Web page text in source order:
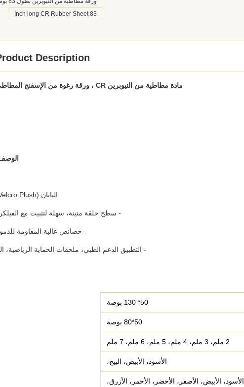
83 Inch long CR Rubber Sheet
Description
مادة مطاطية من النيوبرين CR ، ورقة رغوة من الإسفنج المطاطي
اليابان (Velcro Plush)
- سطح حلقة متينة، سهلة لتثبيت مع
- خصائص عالية المقاومة
- التطبيق الدعم الطبي، ملحقات الحماية الرياضية،
50* 130 بوصة
50*80 بوصة
2 ملم، 3 ملم، 4 ملم، 5 ملم، 6 ملم، 7 ملم
الأسود، الأبيض، البيج،
الأسود، الأبيض، الأصفر، الأخضر، الأحمر، الأزرق،